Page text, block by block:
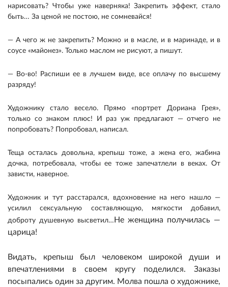
нарисовать? Чтобы уже наверняка! Закрепить эффект, стало
быть… За ценой не постою, не сомневайся!
— А чего ж не закрепить? Можно и в масле, и в маринаде, и в
соусе «майонез». Только маслом не рисуют, а пишут.
— Во-во! Распиши ее в лучшем виде, все оплачу по высшему
разряду!
Художнику стало весело. Прямо «портрет Дориана Грея»,
только со знаком плюс! И раз уж предлагают — отчего не
попробовать? Попробовал, написал.
Теща осталась довольна, крепыш тоже, а жена его, жабина
дочка, потребовала, чтобы ее тоже запечатлели в веках. От
зависти, наверное.
Художник и тут расстарался, вдохновение на него нашло —
усилил сексуальную составляющую, мягкости добавил,
доброту душевную высветил… Не женщина получилась —
царица!
Видать, крепыш был человеком широкой души и
впечатлениями в своем кругу поделился. Заказы
посыпались один за другим. Молва пошла о художнике,